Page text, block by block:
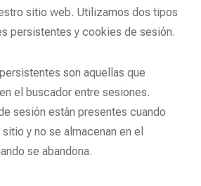
sitio web. Utilizamos dos tipos
persistentes y cookies de sesión.
son aquellas que
el buscador entre sesiones.
sesión están presentes cuando
y no se almacenan en el
se abandona.